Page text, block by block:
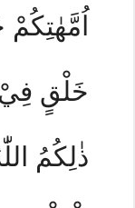
خَلْقٍ
ذٰلِكُمُ